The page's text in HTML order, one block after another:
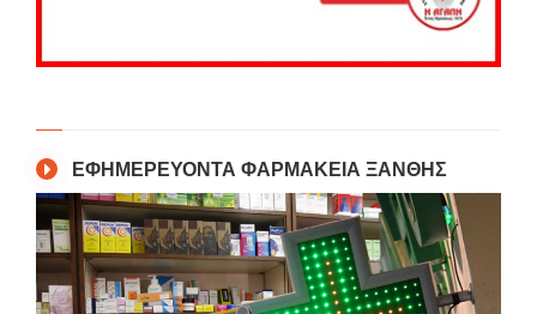
ΕΦΗΜΕΡΕΥΟΝΤΑ ΦΑΡΜΑΚΕΙΑ ΞΑΝΘΗΣ